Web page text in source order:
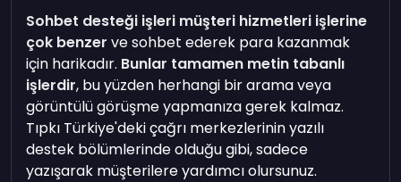
Sohbet desteği işleri müşteri hizmetleri işlerine
çok benzer ve sohbet ederek para kazanmak
için harikadır. Bunlar tamamen metin tabanlı
işlerdir, bu yüzden herhangi bir arama veya
görüntülü görüşme yapmanıza gerek kalmaz.
Tıpkı Türkiye'deki çağrı merkezlerinin yazılı
destek bölümlerinde olduğu gibi, sadece
yazışarak müşterilere yardımcı olursunuz.